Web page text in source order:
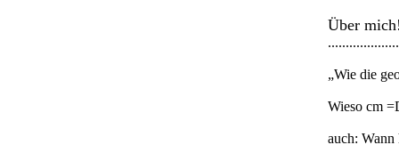
Über
„Wie die
Wieso cm
auch: Wann